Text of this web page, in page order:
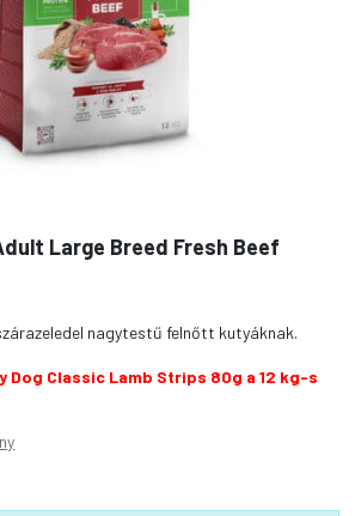
Large Breed Fresh Beef
nagytestű felnőtt kutyáknak.
Dog Classic Lamb Strips 80g a 12 kg-s